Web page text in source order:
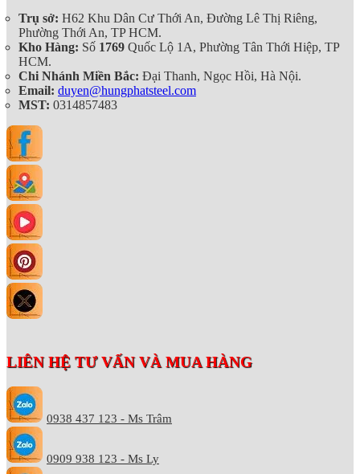
Trụ sở: H62 Khu Dân Cư Thới An, Đường Lê Thị Riêng,
Phường Thới An, TP HCM.
Kho Hàng: Số 1769 Quốc Lộ 1A, Phường Tân Thới Hiệp, TP
HCM.
Chi Nhánh Miền Bắc: Đại Thanh, Ngọc Hồi, Hà Nội.
Email: duyen@hungphatsteel.com
MST: 0314857483
LIÊN HỆ TƯ VẤN VÀ MUA HÀNG
0938 437 123 - Ms Trâm
0909 938 123 - Ms Ly